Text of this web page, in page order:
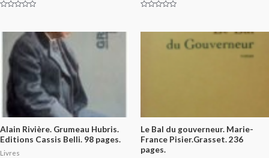
of
of
Alain Rivière. Grumeau Hubris.
Editions Cassis Belli. 98 pages.
Livres
Le Bal du gouverneur. Marie-
France Pisier.Grasset. 236
pages.